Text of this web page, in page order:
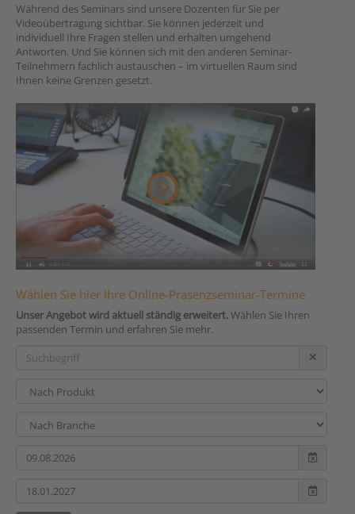
Während des Seminars sind unsere Dozenten für Sie per
Videoübertragung sichtbar. Sie können jederzeit und
individuell Ihre Fragen stellen und erhalten umgehend
Antworten. Und Sie können sich mit den anderen Seminar-
Teilnehmern fachlich austauschen – im virtuellen Raum sind
Ihnen keine Grenzen gesetzt.
Wählen Sie hier Ihre Online-Präsenzseminar-Termine
Unser Angebot wird aktuell ständig erweitert.Wählen Sie Ihren
passenden Termin und erfahren Sie mehr.